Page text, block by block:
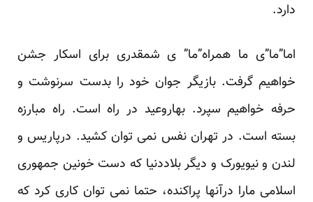
دارد.
اما”ما”ی ما همراه”ما” ی شمقدری برای اسکار جشن
خواهیم گرفت. بازیگر جوان خود را بدست سرنوشت و
حرفه خواهیم سپرد. بهاروعید در راه است. راه مبارزه
بسته است. در تهران نفس نمی توان کشید. درپاریس و
لندن و نیویورک و دیگر بلاددنیا که دست خونین جمهوری
اسلامی مارا درآنها پراکنده، حتما نمی توان کاری کرد که